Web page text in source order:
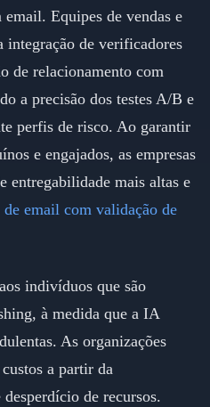
email. Equipes de vendas e
integração de verificadores
de relacionamento com
a precisão dos testes A/B e
perfis de risco. Ao garantir
e engajados, as empresas
entregabilidade mais altas e
email com validação de
indivíduos que são
à medida que a IA
As organizações
a partir da
de recursos.